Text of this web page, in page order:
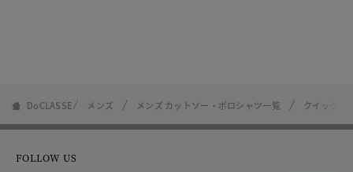
DoCLASSE メンズ メンズ カットソー・ポロシャツ一覧 クイックド
FOLLOW US